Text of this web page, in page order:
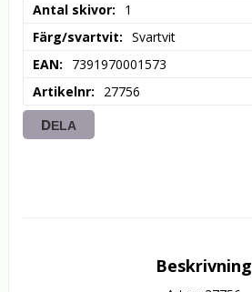
Antal skivor
1
Färg/svartvit
Svartvit
EAN
7391970001573
Artikelnr
27756
DELA
Beskrivning